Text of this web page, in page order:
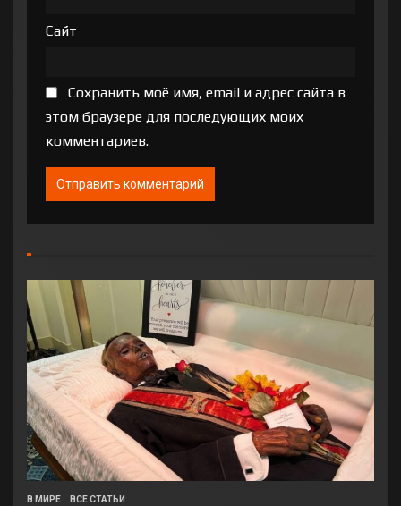
Сайт
Сохранить моё имя, email и адрес сайта в
этом браузере для последующих моих
комментариев.
В МИРЕ ВСЕ СТАТЬИ